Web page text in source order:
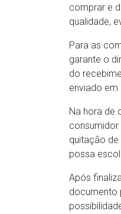
comprar e
qualidade,
Para as
garante o
do
enviado
Na hora de
quitação de
possa
Após
documento